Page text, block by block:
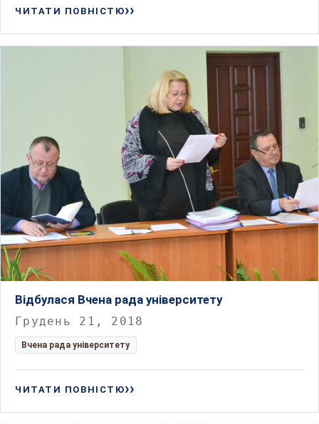
ЧИТАТИ ПОВНІСТЮ
Відбулася Вчена рада університету
Грудень 21, 2018
Вчена рада університету
ЧИТАТИ ПОВНІСТЮ